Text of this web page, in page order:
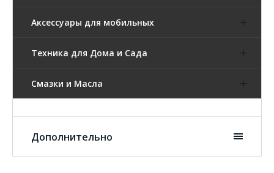
Аксессуары для мобильных
Техника для Дома и Сада
Смазки и Масла
Дополнительно